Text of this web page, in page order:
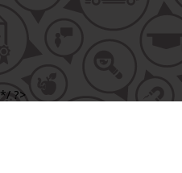
*/ ?>